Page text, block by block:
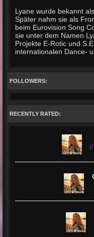
Lyane wurde bekannt
Später nahm sie als
beim Eurovision Song
sie unter dem Namen
Projekte E-Rotic und
internationalen Dance-
FOLLOWERS:
RECENTLY RATED: